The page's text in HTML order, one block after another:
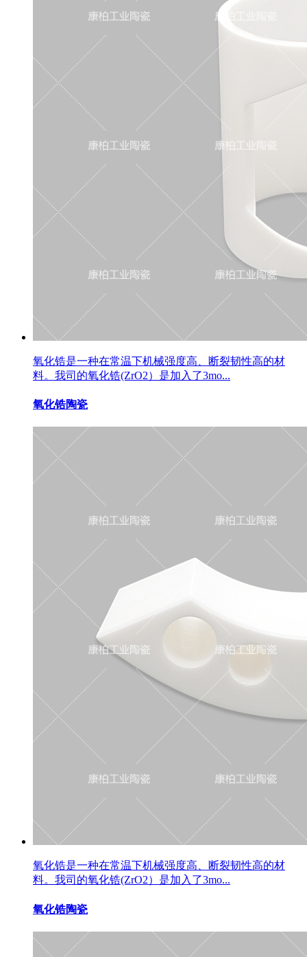
氧化锆是一种在常温下机械强度高、断裂韧性高的材
料。我司的氧化锆(ZrO2）是加入了3mo...
氧化锆陶瓷
氧化锆是一种在常温下机械强度高、断裂韧性高的材
料。我司的氧化锆(ZrO2）是加入了3mo...
氧化锆陶瓷